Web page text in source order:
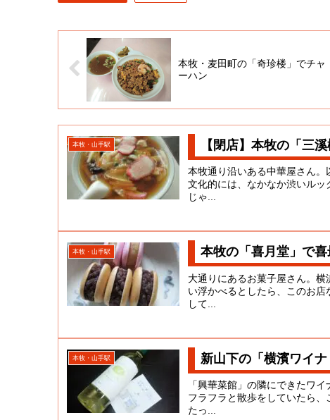
本牧・麦田町の「奇珍楼」でチャ
ーハン
本牧・山手駅 【閉店】本牧の「三
本牧通り沿いある中華屋さん。
文化的には、なかなか渋いル
じゃ...
本牧・山手駅 本牧の「喜月堂」で喜
大通りにあるお菓子屋さん。
い浮かべるとしたら、このお
して...
本牧・山手駅 新山下の「横濱ワイ
「興華菜館」の隣にできたワ
フラフラと散歩をしていたら
たっ...